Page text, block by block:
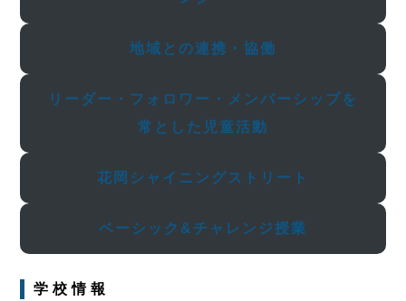
地域との連携・協働
リーダー・フォロワー・メンバーシップを
常とした児童活動
花岡シャイニングストリート
ベーシック&チャレンジ授業
学校情報